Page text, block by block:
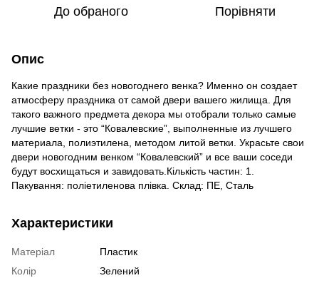
До обраного Порівняти
Опис
Какие праздники без новогоднего венка? Именно он создает
атмосферу праздника от самой двери вашего жилища. Для
такого важного предмета декора мы отобрали только самые
лучшие ветки - это “Ковалевские”, выполненные из лучшего
материала, полиэтилена, методом литой ветки. Украсьте свои
двери новогодним венком “Ковалевский” и все ваши соседи
будут восхищаться и завидовать.Кількість частин: 1.
Пакування: поліетиленова плівка. Склад: ПЕ, Сталь
Характеристики
Матеріал
Пластик
Колір
Зелений